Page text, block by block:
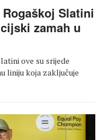
Slatini
zamah u
ove su srijede
liniju koja zaključuje